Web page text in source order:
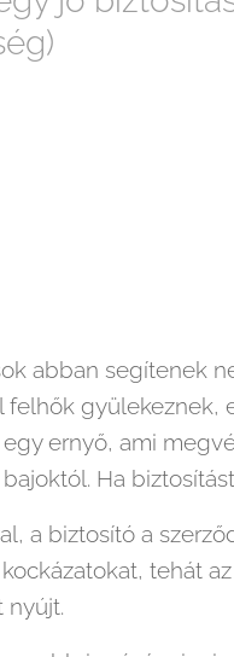
abban segítenek
felhők gyülekeznek,
ernyő, ami
Ha
a biztosító a
tehát
nyújt.